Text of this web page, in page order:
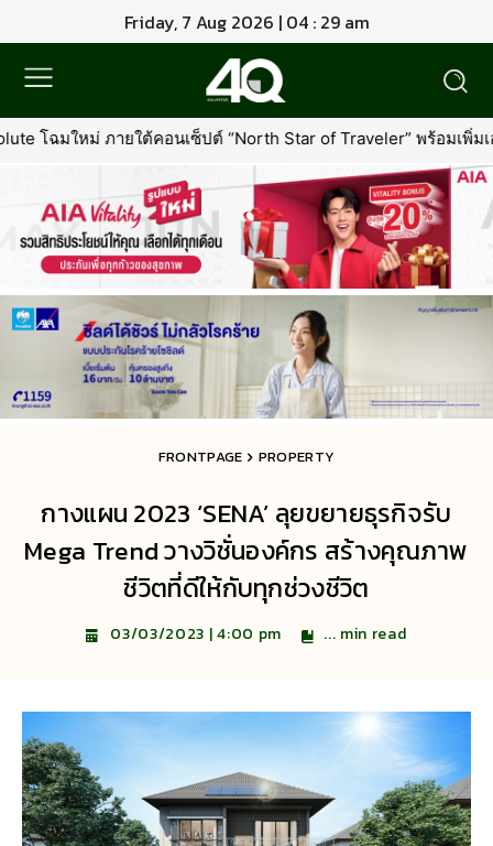
Friday, 7 Aug 2026 | 04 : 29 am
Star of Traveler” พร้อมเพิ่มเอกสิทธิ์ใหม่ที่คุ้มค่ากว่าเดิม•ก
FRONTPAGE PROPERTY
กางแผน 2023 ‘SENA’ ลุยขยายธุรกิจรับ
Mega Trend วางวิชั่นองค์กร สร้างคุณภาพ
ชีวิตที่ดีให้กับทุกช่วงชีวิต
03/03/2023 | 4:00 pm ... min read